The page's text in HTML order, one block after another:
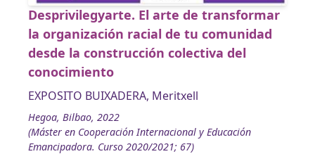
Desprivilegyarte. El arte de transformar
la organización racial de tu comunidad
desde la construcción colectiva del
conocimiento
EXPOSITO BUIXADERA, Meritxell
Hegoa, Bilbao, 2022
(Máster en Cooperación Internacional y Educación
Emancipadora. Curso 2020/2021; 67)